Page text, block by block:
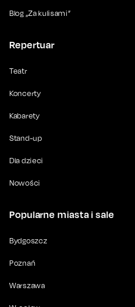
Blog „Za kulisami”
Repertuar
Teatr
Koncerty
Kabarety
Stand-up
Dla dzieci
Nowości
Popularne miasta i sale
Bydgoszcz
Poznań
Warszawa